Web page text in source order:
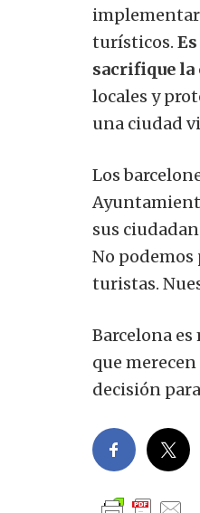
turísticos.
sacrifique la
locales y
una ciudad
Los
sus
No podemos
turistas.
Barcelona
que
decisión